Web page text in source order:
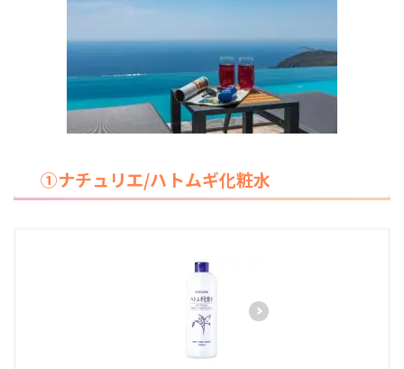
①ナチュリエ/ハトムギ化粧水